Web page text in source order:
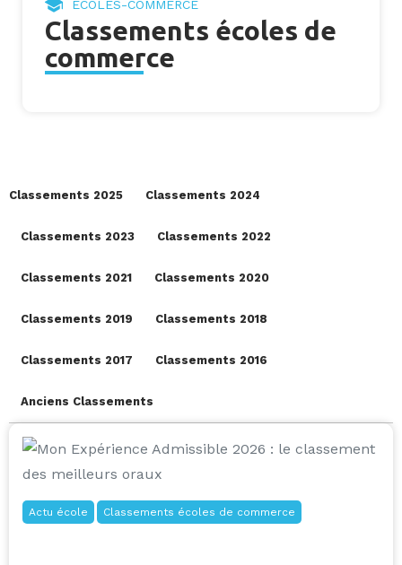
ECOLES-COMMERCE
Classements écoles de
commerce
Classements 2025 Classements 2024
Classements 2023 Classements 2022
Classements 2021 Classements 2020
Classements 2019 Classements 2018
Classements 2017 Classements 2016
Anciens Classements
Actu école Classements écoles de commerce